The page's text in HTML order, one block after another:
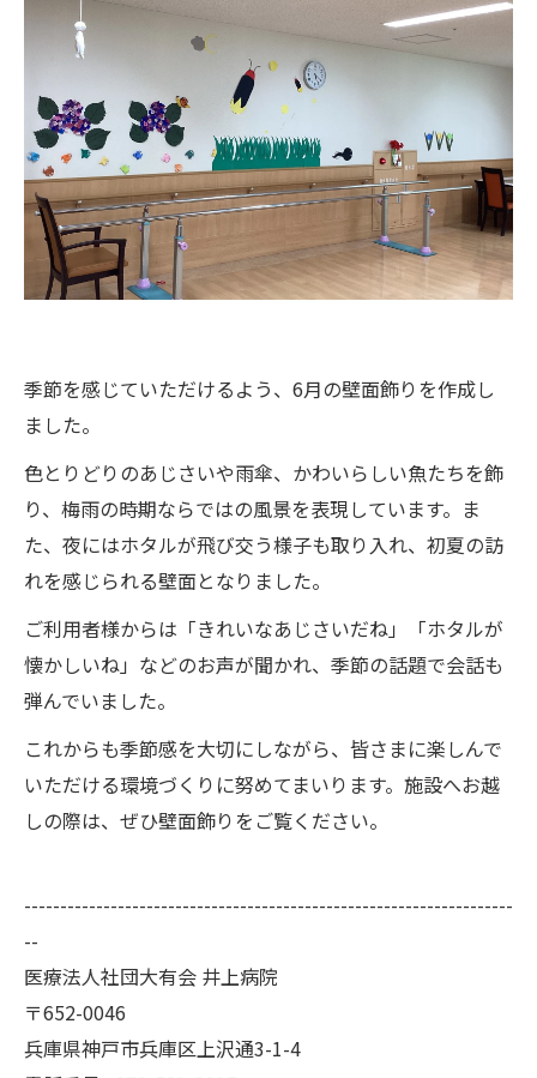
季節を感じていただけるよう、6月の壁面飾りを作成し
ました。
色とりどりのあじさいや雨傘、かわいらしい魚たちを飾
り、梅雨の時期ならではの風景を表現しています。ま
た、夜にはホタルが飛び交う様子も取り入れ、初夏の訪
れを感じられる壁面となりました。
ご利用者様からは「きれいなあじさいだね」「ホタルが
懐かしいね」などのお声が聞かれ、季節の話題で会話も
弾んでいました。
これからも季節感を大切にしながら、皆さまに楽しんで
いただける環境づくりに努めてまいります。施設へお越
しの際は、ぜひ壁面飾りをご覧ください。
--------------------------------------------------------------------
--
医療法人社団大有会 井上病院
〒652-0046
兵庫県神戸市兵庫区上沢通3-1-4